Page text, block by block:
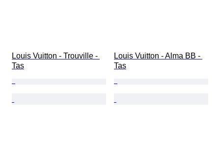
Louis Vuitton - Trouville -
Tas
Louis Vuitton - Alma BB -
Tas